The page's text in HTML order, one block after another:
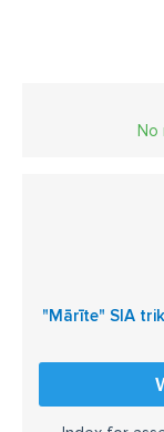
"Mārīte" SIA